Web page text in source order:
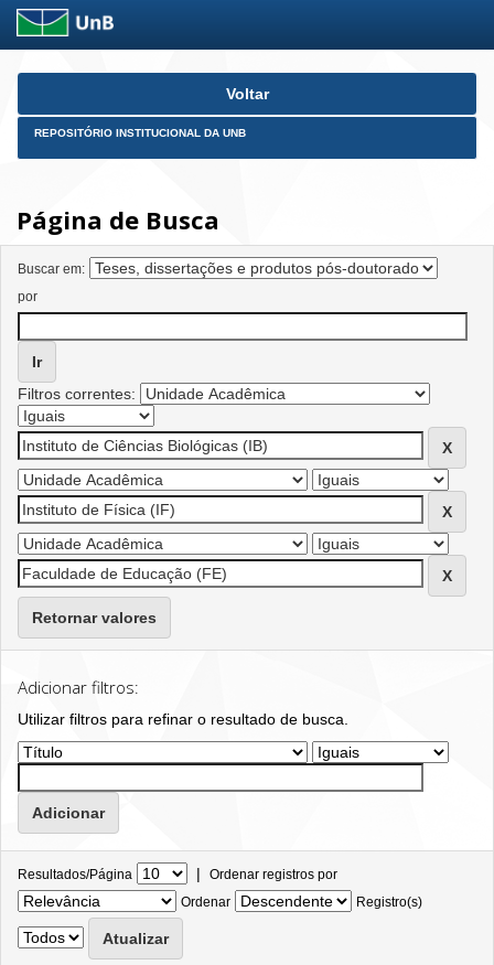
Skip
Voltar
REPOSITÓRIO INSTITUCIONAL DA UNB
Página de Busca
Buscar em:
por
Filtros correntes:
Retornar valores
Adicionar filtros:
Utilizar filtros para refinar o resultado de busca.
Resultados/Página | Ordenar registros por
Ordenar
Registro(s)